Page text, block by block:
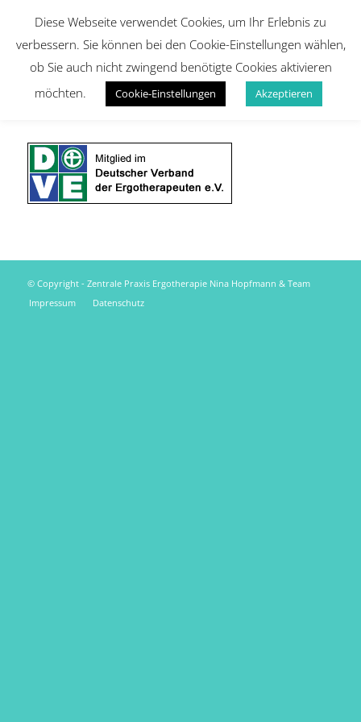
© Copyright - Zentrale Praxis Ergotherapie Nina Hopfmann & Team
Impressum
Datenschutz
Diese Webseite verwendet Cookies, um Ihr Erlebnis zu
verbessern. Sie können bei den Cookie-Einstellungen wählen,
ob Sie auch nicht zwingend benötigte Cookies aktivieren
möchten.
Cookie-Einstellungen Akzeptieren